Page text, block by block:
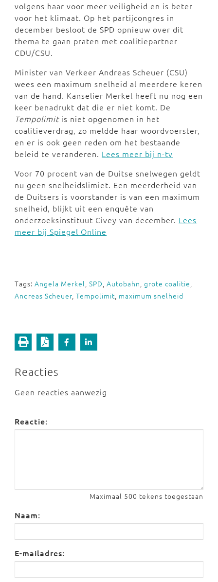
volgens haar voor meer veiligheid en is beter
voor het klimaat. Op het partijcongres in
december besloot de SPD opnieuw over dit
thema te gaan praten met coalitiepartner
CDU/CSU.
Minister van Verkeer Andreas Scheuer (CSU)
wees een maximum snelheid al meerdere keren
van de hand. Kanselier Merkel heeft nu nog een
keer benadrukt dat die er niet komt. De
Tempolimitis niet opgenomen in het
coalitieverdrag, zo meldde haar woordvoerster,
en er is ook geen reden om het bestaande
beleid te veranderen. Lees meer bij n-tv
Voor 70 procent van de Duitse snelwegen geldt
nu geen snelheidslimiet. Een meerderheid van
de Duitsers is voorstander is van een maximum
snelheid, blijkt uit een enquête van
onderzoeksinstituut Civey van december. Lees
meer bij Spiegel Online
Tags: Angela Merkel, SPD, Autobahn, grote coalitie,
Andreas Scheuer, Tempolimit, maximum snelheid
Reacties
Geen reacties aanwezig
Reactie:
Maximaal 500 tekens toegestaan
Naam:
E-mailadres: